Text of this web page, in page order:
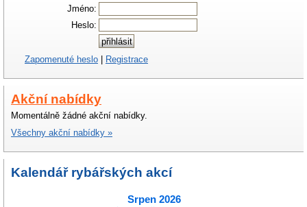
Jméno:
Heslo:
Zapomenuté heslo Registrace
Akční nabídky
Momentálně žádné akční nabídky.
Všechny akční nabídky »
Kalendář rybářských akcí
Srpen 2026